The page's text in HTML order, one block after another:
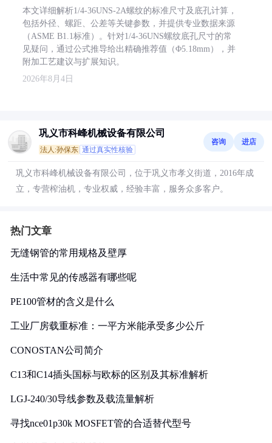
本文详细解析1/4-36UNS-2A螺纹的标准尺寸及底孔计算，
包括外径、螺距、公差等关键参数，并提供专业数据来源
（ASME B1.1标准）。针对1/4-36UNS螺纹底孔尺寸的常
见疑问，通过公式推导给出精确推荐值（Φ5.18mm），并
附加工艺建议与扩展知识。
2026年8月4日
巩义市科峰机械设备有限公司
法人:孙保东 通过真实性核验
咨询 进店
巩义市科峰机械设备有限公司，位于巩义市孝义街道，2016年成
立，专营榨油机，专业权威，经验丰富，服务众多客户。
热门文章
无缝钢管的常用规格及壁厚
生活中常见的传感器有哪些呢
PE100管材的含义是什么
工业厂房载重标准：一平方米能承受多少公斤
CONOSTAN公司简介
C13和C14插头国标与欧标的区别及其标准解析
LGJ-240/30导线参数及载流量解析
寻找nce01p30k MOSFET管的合适替代型号